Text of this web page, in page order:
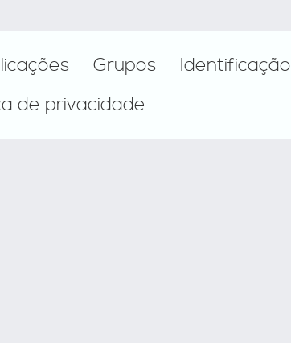
Grupos Identificação
de privacidade